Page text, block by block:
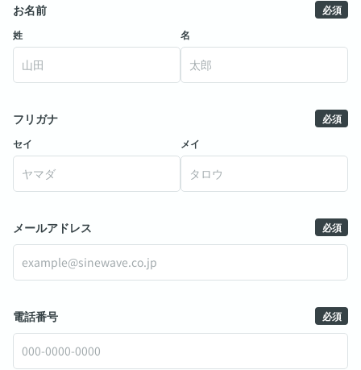
お名前
姓 名
フリガナ
セイ メイ
メールアドレス
電話番号